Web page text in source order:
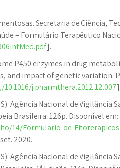
Secretaria de Ciência,
– Formulário Terapêutico
].
P450 enzymes in drug
and impact of genetic variation.
j.pharmthera.2012.12.007].
Agência Nacional de Vigilância
Brasileira. 126p. Disponível em:
14/Formulario-de-
2020.
Agência Nacional de Vigilância